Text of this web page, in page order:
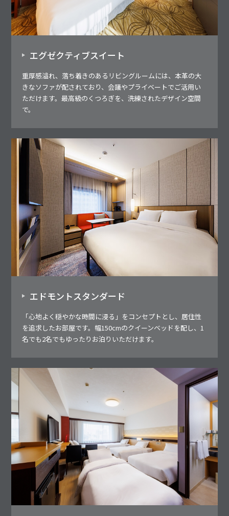
エグゼクティブスイート
重厚感溢れ、落ち着きのあるリビングルームには、本革の大
きなソファが配されており、会議やプライベートでご活用い
ただけます。最高級のくつろぎを、洗練されたデザイン空間
で。
エドモントスタンダード
「心地よく穏やかな時間に浸る」をコンセプトとし、居住性
を追求したお部屋です。幅150cmのクイーンベッドを配し、1
名でも2名でもゆったりお泊りいただけます。